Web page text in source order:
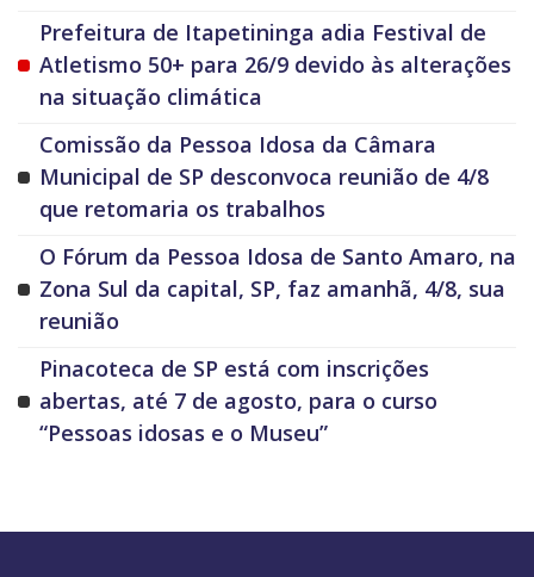
Prefeitura de Itapetininga adia Festival de
Atletismo 50+ para 26/9 devido às alterações
na situação climática
Comissão da Pessoa Idosa da Câmara
Municipal de SP desconvoca reunião de 4/8
que retomaria os trabalhos
O Fórum da Pessoa Idosa de Santo Amaro, na
Zona Sul da capital, SP, faz amanhã, 4/8, sua
reunião
Pinacoteca de SP está com inscrições
abertas, até 7 de agosto, para o curso
“Pessoas idosas e o Museu”